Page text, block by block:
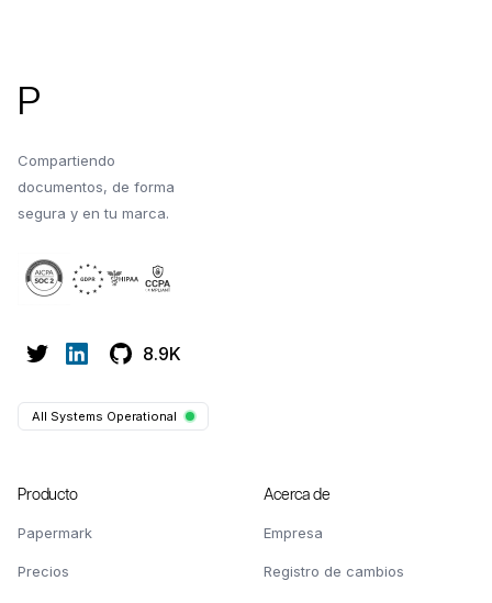
P
Compartiendo
documentos, de forma
segura y en tu marca.
8.9K
All Systems Operational
Producto
Papermark
Precios
Acerca de
Empresa
Registro de cambios